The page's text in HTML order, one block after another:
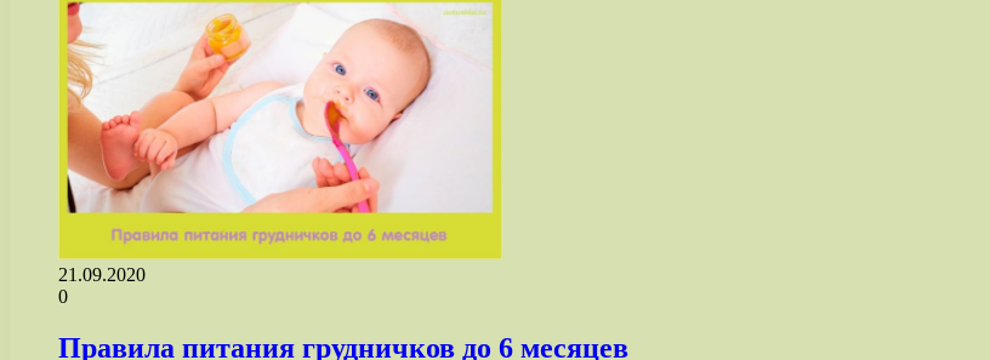
21.09.2020
0
Правила питания грудничков до 6 месяцев